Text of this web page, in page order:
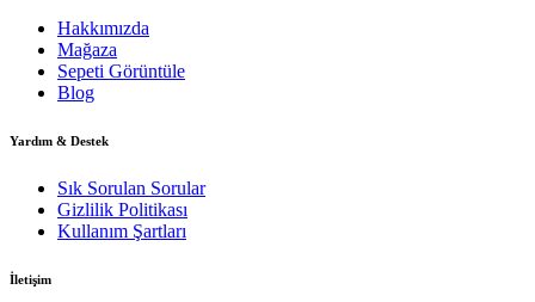
Hakkımızda
Mağaza
Sepeti Görüntüle
Blog
Yardım & Destek
Sık Sorulan Sorular
Gizlilik Politikası
Kullanım Şartları
İletişim